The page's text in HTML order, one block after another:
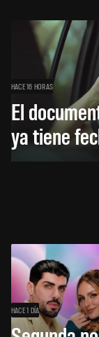
HACE 16 HORAS
El
ya tiene
HACE 1 DÍA